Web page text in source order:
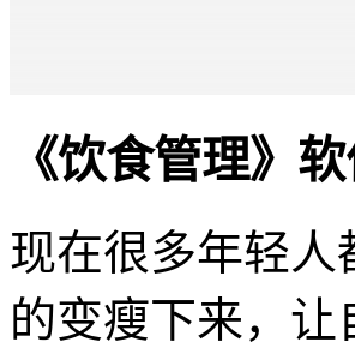
《饮食管理》软
现在很多年轻
的变瘦下来，